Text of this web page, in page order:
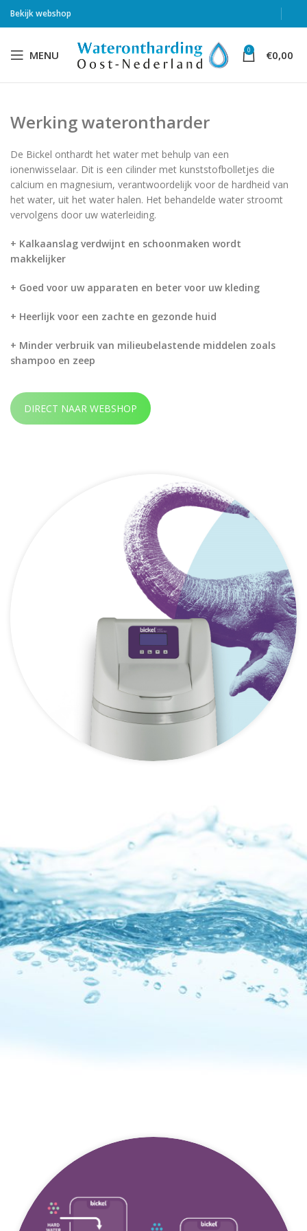
Bekijk webshop
MENU 0 €0,00
Werking waterontharder
De Bickel onthardt het water met behulp van een
ionenwisselaar. Dit is een cilinder met kunststofbolletjes die
calcium en magnesium, verantwoordelijk voor de hardheid van
het water, uit het water halen. Het behandelde water stroomt
vervolgens door uw waterleiding.
+ Kalkaanslag verdwijnt en schoonmaken wordt
makkelijker
+ Goed voor uw apparaten en beter voor uw kleding
+ Heerlijk voor een zachte en gezonde huid
+ Minder verbruik van milieubelastende middelen zoals
shampoo en zeep
DIRECT NAAR WEBSHOP